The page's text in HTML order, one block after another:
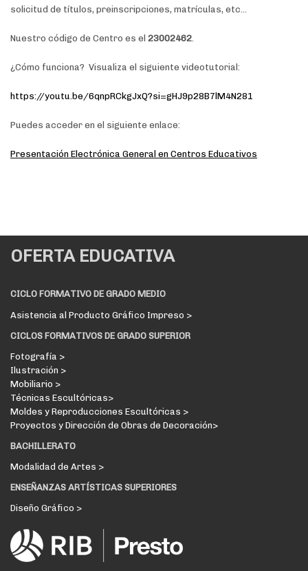
solicitud de títulos, preinscripciones, matrículas, etc...
Nuestro código de Centro es el 23002462
¿Cómo funciona? Visualiza el siguiente videotutorial:
https://youtu.be/6qnpRCkgJxQ?si=gHJ9p28B7lM4N281
Puedes acceder en el siguiente enlace:
Presentación Electrónica General en Centros Educativos
OFERTA EDUCATIVA
CICLO FORMATIVO DE GRADO MEDIO
Asistencia al Producto Gráfico Impreso >
CICLOS FORMATIVOS DE GRADO SUPERIOR
Fotografía >
Ilustración >
Mobiliario >
Técnicas Escultóricas>
Moldes y Reproducciones Escultóricas >
Proyectos y Dirección de Obras de Decoración>
BACHILLERATO
Modalidad de Artes >
ENSEÑANZAS ARTÍSTICAS SUPERIORES
Diseño Gráfico >